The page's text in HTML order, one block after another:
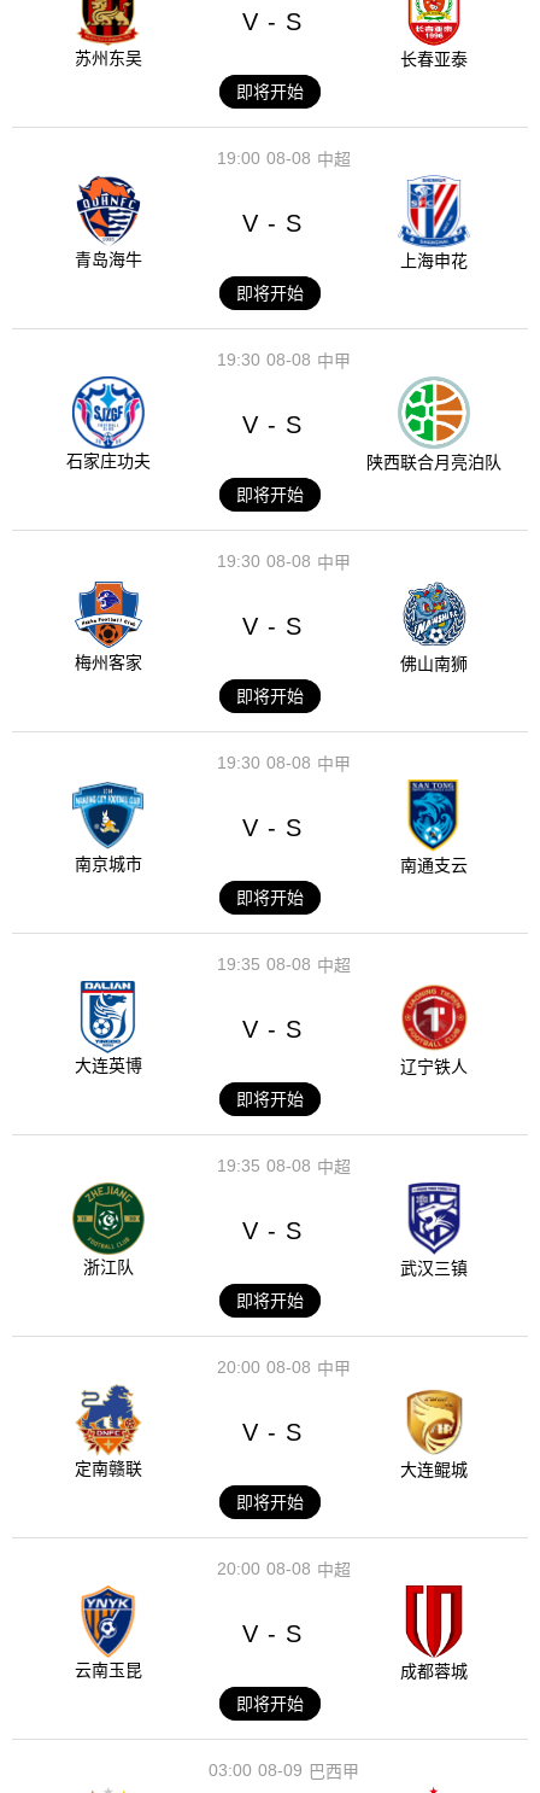
苏州东吴
V - S
长春亚泰
即将开始
08-08
19:00 中超
青岛海牛
V - S
上海申花
即将开始
08-08
19:30 中甲
石家庄功夫
V - S
陕西联合月亮泊队
即将开始
08-08
19:30 中甲
梅州客家
V - S
佛山南狮
即将开始
08-08
19:30 中甲
南京城市
V - S
南通支云
即将开始
08-08
19:35 中超
大连英博
V - S
辽宁铁人
即将开始
08-08
19:35 中超
浙江队
V - S
武汉三镇
即将开始
08-08
20:00 中甲
定南赣联
V - S
大连鲲城
即将开始
08-08
20:00 中超
云南玉昆
V - S
成都蓉城
即将开始
08-09
03:00 巴西甲